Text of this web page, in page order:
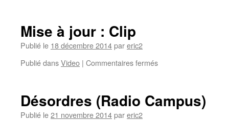
Mise à jour : Clip
Publié le 18 décembre 2014pareric2
Publié dansVideo | Commentaires fermés
Désordres (Radio Campus)
Publié le21 novembre 2014pareric2